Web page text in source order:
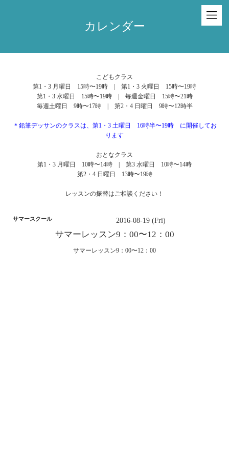
カレンダー
こどもクラス
第1・3 月曜日 15時〜19時 | 第1・3 火曜日 15時〜19時
第1・3 水曜日 15時〜19時 | 毎週金曜日 15時〜21時
毎週土曜日 9時〜17時 | 第2・4 日曜日 9時〜12時半
＊鉛筆デッサンのクラスは、第1・3 土曜日 16時半〜19時 に開催してお
ります
おとなクラス
第1・3 月曜日 10時〜14時 | 第3 水曜日 10時〜14時
第2・4 日曜日 13時〜19時
レッスンの振替はご相談ください！
サマースクール 2016-08-19 (Fri)
サマーレッスン9：00〜12：00
サマーレッスン9：00〜12：00